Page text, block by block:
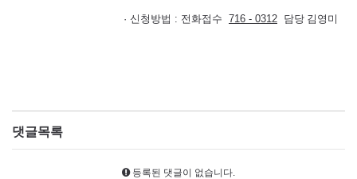
· 신청방법 : 전화접수 716 - 0312 담당 김영미
댓글목록
등록된 댓글이 없습니다.